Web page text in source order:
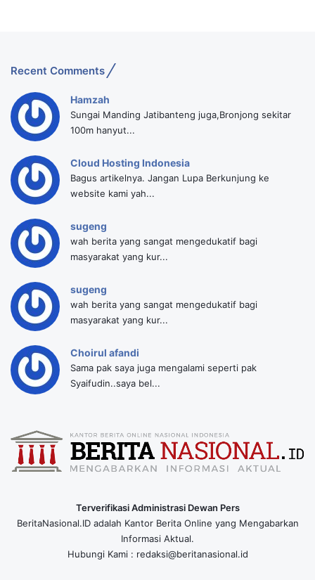
Recent Comments
Hamzah
Sungai Manding Jatibanteng juga,Bronjong sekitar
100m hanyut...
Cloud Hosting Indonesia
Bagus artikelnya. Jangan Lupa Berkunjung ke
website kami yah...
sugeng
wah berita yang sangat mengedukatif bagi
masyarakat yang kur...
sugeng
wah berita yang sangat mengedukatif bagi
masyarakat yang kur...
Choirul afandi
Sama pak saya juga mengalami seperti pak
Syaifudin..saya bel...
Terverifikasi Administrasi Dewan Pers
BeritaNasional.ID adalah Kantor Berita Online yang Mengabarkan
Informasi Aktual.
Hubungi Kami : redaksi@beritanasional.id